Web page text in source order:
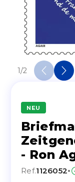
1/2
NEU
- Ron
Ref.1126052·